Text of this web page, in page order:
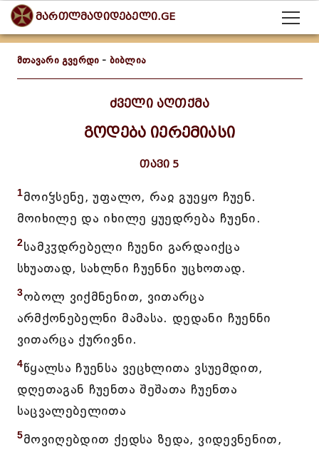
მართლმადიდებელი.GE
მთავარი გვერდი - ბიბლია
ძველი აღთქმა
გოდება იერემიასი
თავი 5
1მოიჴსენე, უფალო, რაჲ გუეყო ჩუენ.
მოიხილე და იხილე ყუედრება ჩუენი.
2სამკჳდრებელი ჩუენი გარდაიქცა
სხუათად, სახლნი ჩუენნი უცხოთად.
3ობოლ ვიქმნენით, ვითარცა
არმქონებელნი მამასა. დედანი ჩუენნი
ვითარცა ქურივნი.
4წყალსა ჩუენსა ვეცხლითა ვსუემდით,
დღეთაგან ჩუენთა შეშათა ჩუენთა
საცვალებელითა
5მოვიღებდით ქედსა ზედა, ვიდევნენით,